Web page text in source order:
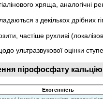
хряща,
з декількох
частіше рухливі
ультразвукової оцінки
пірофосфату
Ехогенність